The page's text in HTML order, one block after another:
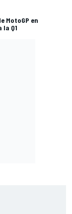
MotoGP en
Q1